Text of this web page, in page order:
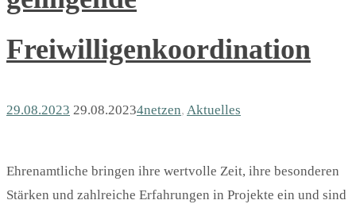
Freiwilligenkoordination
29.08.2023 29.08.20234netzen, Aktuelles
Ehrenamtliche bringen ihre wertvolle Zeit, ihre besonderen
Stärken und zahlreiche Erfahrungen in Projekte ein und sind